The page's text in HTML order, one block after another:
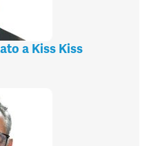
a Kiss Kiss